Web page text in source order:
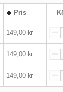
Pris
149,00 kr
149,00 kr
149,00 kr